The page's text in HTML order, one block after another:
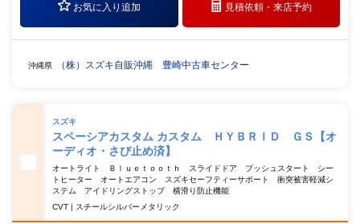
お気に入り追加 見積依頼・来店予約
沖縄県 （株）スズキ自販沖縄 豊崎中古車センター
スズキ
スペーシアカスタム カスタム ＨＹＢＲＩＤ ＧＳ【オ
ーディオ・さび止め済】
オートライト Ｂｌｕｅｔｏｏｔｈ スライドドア プッシュスタート シー
トヒーター オートエアコン スズキセーフティーサポート 衝突被害軽減シ
ステム アイドリングストップ 横滑り防止機能
CVT | スチールシルバーメタリック